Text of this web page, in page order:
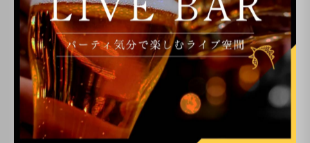
カテゴリー Categories
全てのカテゴリー
ライブ